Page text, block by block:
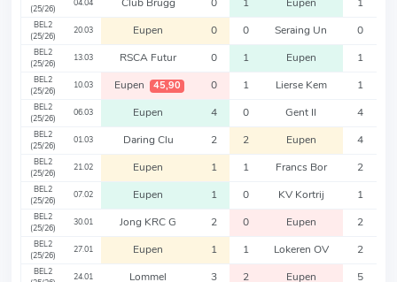
(25/26)
04.04 Club Brugg 0 1 Eupen 1
BEL2
(25/26)
20.03 Eupen 0 0 Seraing Un 0
BEL2
(25/26)
13.03 RSCA Futur 0 1 Eupen 1
BEL2
(25/26)
10.03 Eupen 45,90 0 1 Lierse Kem 1
BEL2
(25/26)
06.03 Eupen 4 0 Gent II 4
BEL2
(25/26)
01.03 Daring Clu 2 2 Eupen 4
BEL2
(25/26)
21.02 Eupen 1 1 Francs Bor 2
BEL2
(25/26)
07.02 Eupen 1 0 KV Kortrij 1
BEL2
(25/26)
30.01 Jong KRC G 2 0 Eupen 2
BEL2
(25/26)
27.01 Eupen 1 1 Lokeren OV 2
BEL2
24.01 Lommel 3 2 Eupen 5